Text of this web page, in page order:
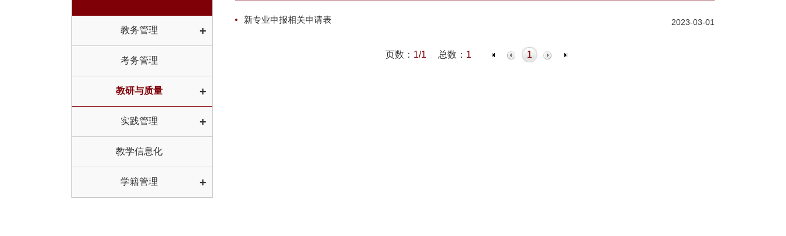
教务管理 +
考务管理
教研与质量 +
实践管理 +
教学信息化
学籍管理 +
2023-03-01
新专业申报相关申请表
页数： 1/1 总数： 1 1